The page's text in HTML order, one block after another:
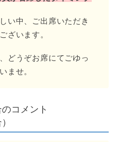
い中、ご出席いただき
ざいます。
どうぞお席にてごゆっ
ませ。
コメント